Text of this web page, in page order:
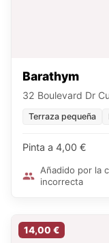
Barathym
32 Boulevard Dr
Terraza pequeña
Pinta a 4,00 €
Añadido por la
incorrecta
14,00 €